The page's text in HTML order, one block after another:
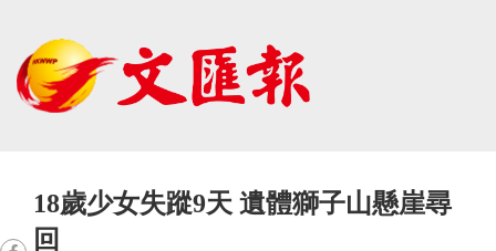
18歲少女失蹤9天 遺體獅子山懸崖尋
回